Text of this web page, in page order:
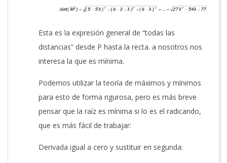
Esta es la expresión general de “todas las
distancias” desde P hasta la recta. a nosotros nos
interesa la que es mínima.
Podemos utilizar la teoría de máximos y mínimos
para esto de forma rigurosa, pero es más breve
pensar que la raíz es mínima si lo es el radicando,
que es más fácil de trabajar:
Derivada igual a cero y sustituir en segunda: